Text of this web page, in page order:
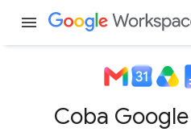
menu
Coba